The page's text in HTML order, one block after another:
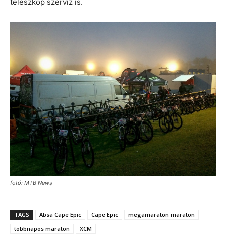
fotó: MTB News
TAGS Absa Cape Epic Cape Epic
megamaraton maraton
többnapos maraton
XCM